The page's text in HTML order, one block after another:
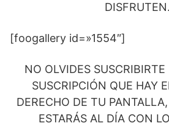
DISFRUTEN.
[foogallery id=»1554″]
NO OLVIDES
SUSCRIPCIÓN QUE HAY
DERECHO DE TU
ESTARÁS AL DÍA CON